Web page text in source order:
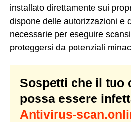
installato direttamente sui
dispone delle autorizzazioni e
necessarie per eseguire
proteggersi da potenziali
Sospetti che il tuo
possa essere
Antivirus-